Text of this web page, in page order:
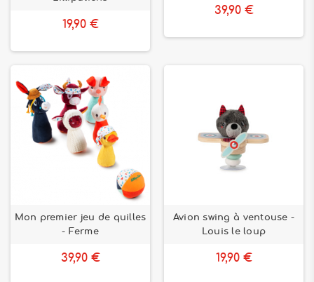
19,90 €
39,90 €
Mon premier jeu de quilles
- Ferme
39,90 €
Avion swing à ventouse -
Louis le loup
19,90 €